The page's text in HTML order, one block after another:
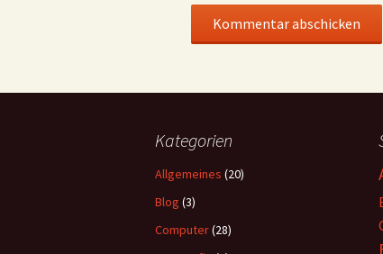
Kategorien
Allgemeines (20)
Blog (3)
Computer(28)